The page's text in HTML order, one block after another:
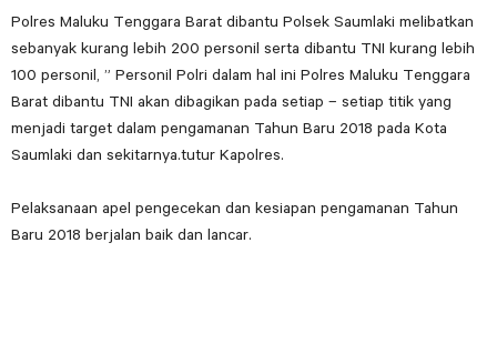
Polres Maluku Tenggara Barat dibantu Polsek Saumlaki melibatkan
sebanyak kurang lebih 200 personil serta dibantu TNI kurang lebih
100 personil, ” Personil Polri dalam hal ini Polres Maluku Tenggara
Barat dibantu TNI akan dibagikan pada setiap – setiap titik yang
menjadi target dalam pengamanan Tahun Baru 2018 pada Kota
Saumlaki dan sekitarnya.tutur Kapolres.
Pelaksanaan apel pengecekan dan kesiapan pengamanan Tahun
Baru 2018 berjalan baik dan lancar.